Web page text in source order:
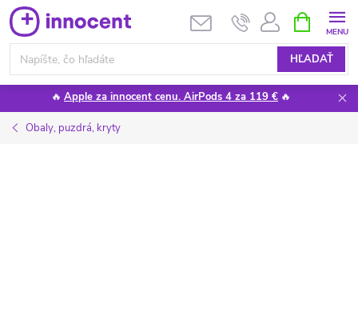
Prejsť
na
obsah
HĽADAŤ
KOŠÍK
🔥 Apple za innocent cenu. AirPods 4 za 119 € 🔥
Obaly, puzdrá, kryty